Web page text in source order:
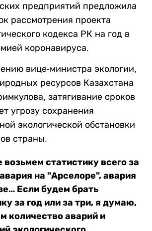
предприятий предложила
рассмотрения проекта
кодекса РК на год в
коронавируса.
вице-министра экологии,
ресурсов Казахстана
затягивание сроков
угрозу сохранения
экологической обстановки
страны.
статистику всего за
на "Арселоре", авария
Если будем брать
за год или за три, я думаю,
количество аварий и